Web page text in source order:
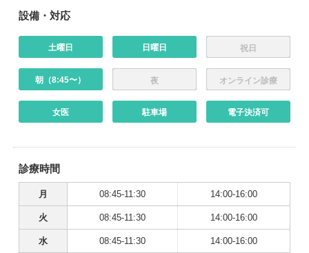
設備・対応
土曜日 日曜日 祝日
朝（8:45〜） 夜 オンライン診療
女医 駐車場 電子決済可
診療時間
月 08:45-11:30 14:00-16:00
火 08:45-11:30 14:00-16:00
水 08:45-11:30 14:00-16:00